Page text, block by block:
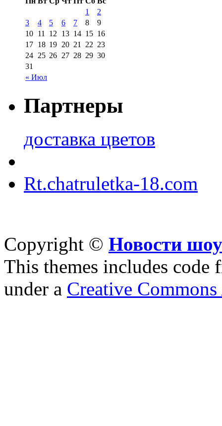
« Июл
1
2
3
4 5 6 7 8
9
10 11 12 13 14 15 16
17 18 19 20 21 22 23
24 25 26 27 28 29 30
31
Партнеры
доставка цветов
Rt.chatruletka-18.com
Copyright © Новости
This themes includes code
under a Creative